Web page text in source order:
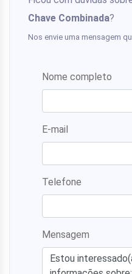
Chave Combinada?
Nos envie uma mensagem
Nome completo
E-mail
Telefone
Mensagem